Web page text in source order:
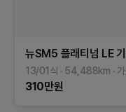
뉴SM5 플래티넘 LE
13/01식 54,488km
310만원